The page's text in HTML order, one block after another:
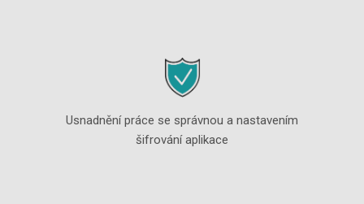
Usnadnění práce se správnou a nastavením
šifrování aplikace